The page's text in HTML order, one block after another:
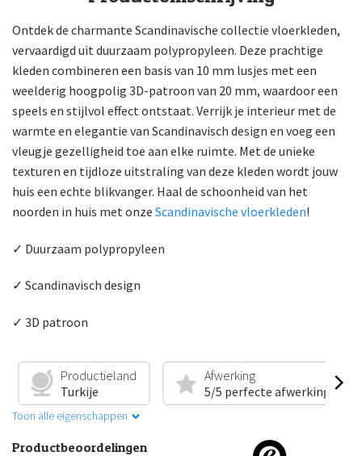
Ontdek de charmante Scandinavische collectie vloerkleden,
vervaardigd uit duurzaam polypropyleen. Deze prachtige
kleden combineren een basis van 10 mm lusjes met een
weelderig hoogpolig 3D-patroon van 20 mm, waardoor een
speels en stijlvol effect ontstaat. Verrijk je interieur met de
warmte en elegantie van Scandinavisch design en voeg een
vleugje gezelligheid toe aan elke ruimte. Met de unieke
texturen en tijdloze uitstraling van deze kleden wordt jouw
huis een echte blikvanger. Haal de schoonheid van het
noorden in huis met onze Scandinavische vloerkleden!
✓ Duurzaam polypropyleen
✓ Scandinavisch design
✓ 3D patroon
Productieland
Turkije
Afwerking
5/5 perfecte afwerking
Toon alle eigenschappen
Productbeoordelingen